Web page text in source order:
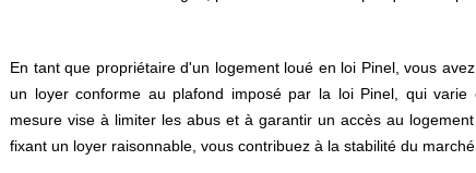
En tant que propriétaire d'un logement loué en loi Pinel, vous
un loyer conforme au plafond imposé par la loi Pinel, qui
mesure vise à limiter les abus et à garantir un accès au
fixant un loyer raisonnable, vous contribuez à la stabilité du